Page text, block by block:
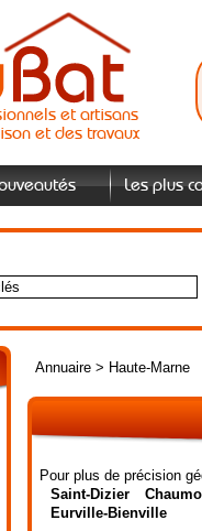
et artisans
et des travaux
Les plus
Annuaire> Haute-Marne
Pour plus de précision
Saint-Dizier
Eurville-Bienville